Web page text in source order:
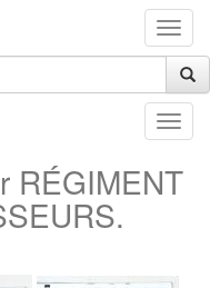
RÉGIMENT